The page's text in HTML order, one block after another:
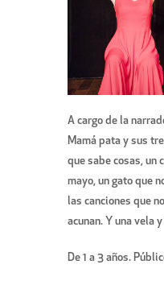
A cargo de la
Mamá pata y sus
que sabe cosas, un
mayo, un gato que
las canciones que
acunan. Y una vela
De 1 a 3 años.